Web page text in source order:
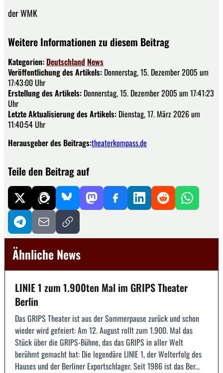
der WMK
Weitere Informationen zu diesem Beitrag
Kategorien: Deutschland News
Veröffentlichung des Artikels: Donnerstag, 15. Dezember 2005 um
17:43:00 Uhr
Erstellung des Artikels: Donnerstag, 15. Dezember 2005 um 17:41:23
Uhr
Letzte Aktualisierung des Artikels: Dienstag, 17. März 2026 um
11:40:54 Uhr
Herausgeber des Beitrags:theaterkompass.de
Teile den Beitrag auf
Ähnliche News
LINIE 1 zum 1.900ten Mal im GRIPS Theater
Berlin
Das GRIPS Theater ist aus der Sommerpause zurück und schon
wieder wird gefeiert: Am 12. August rollt zum 1.900. Mal das
Stück über die GRIPS-Bühne, das das GRIPS in aller Welt
berühmt gemacht hat: Die legendäre LINIE 1, der Welterfolg des
Hauses und der Berliner Exportschlager. Seit 1986 ist das Ber...